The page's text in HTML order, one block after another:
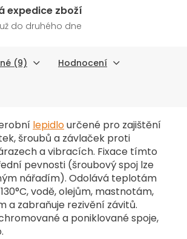
expedice zboží
do druhého dne
(9) Hodnocení
lepidlourčené pro zajištění
šroubů a závlaček proti
a vibracích. Fixace tímto
pevnosti (šroubový spoj lze
nářadím). Odolává teplotám
vodě, olejům, mastnotám,
a zabraňuje rezivění závitů.
a poniklované spoje,